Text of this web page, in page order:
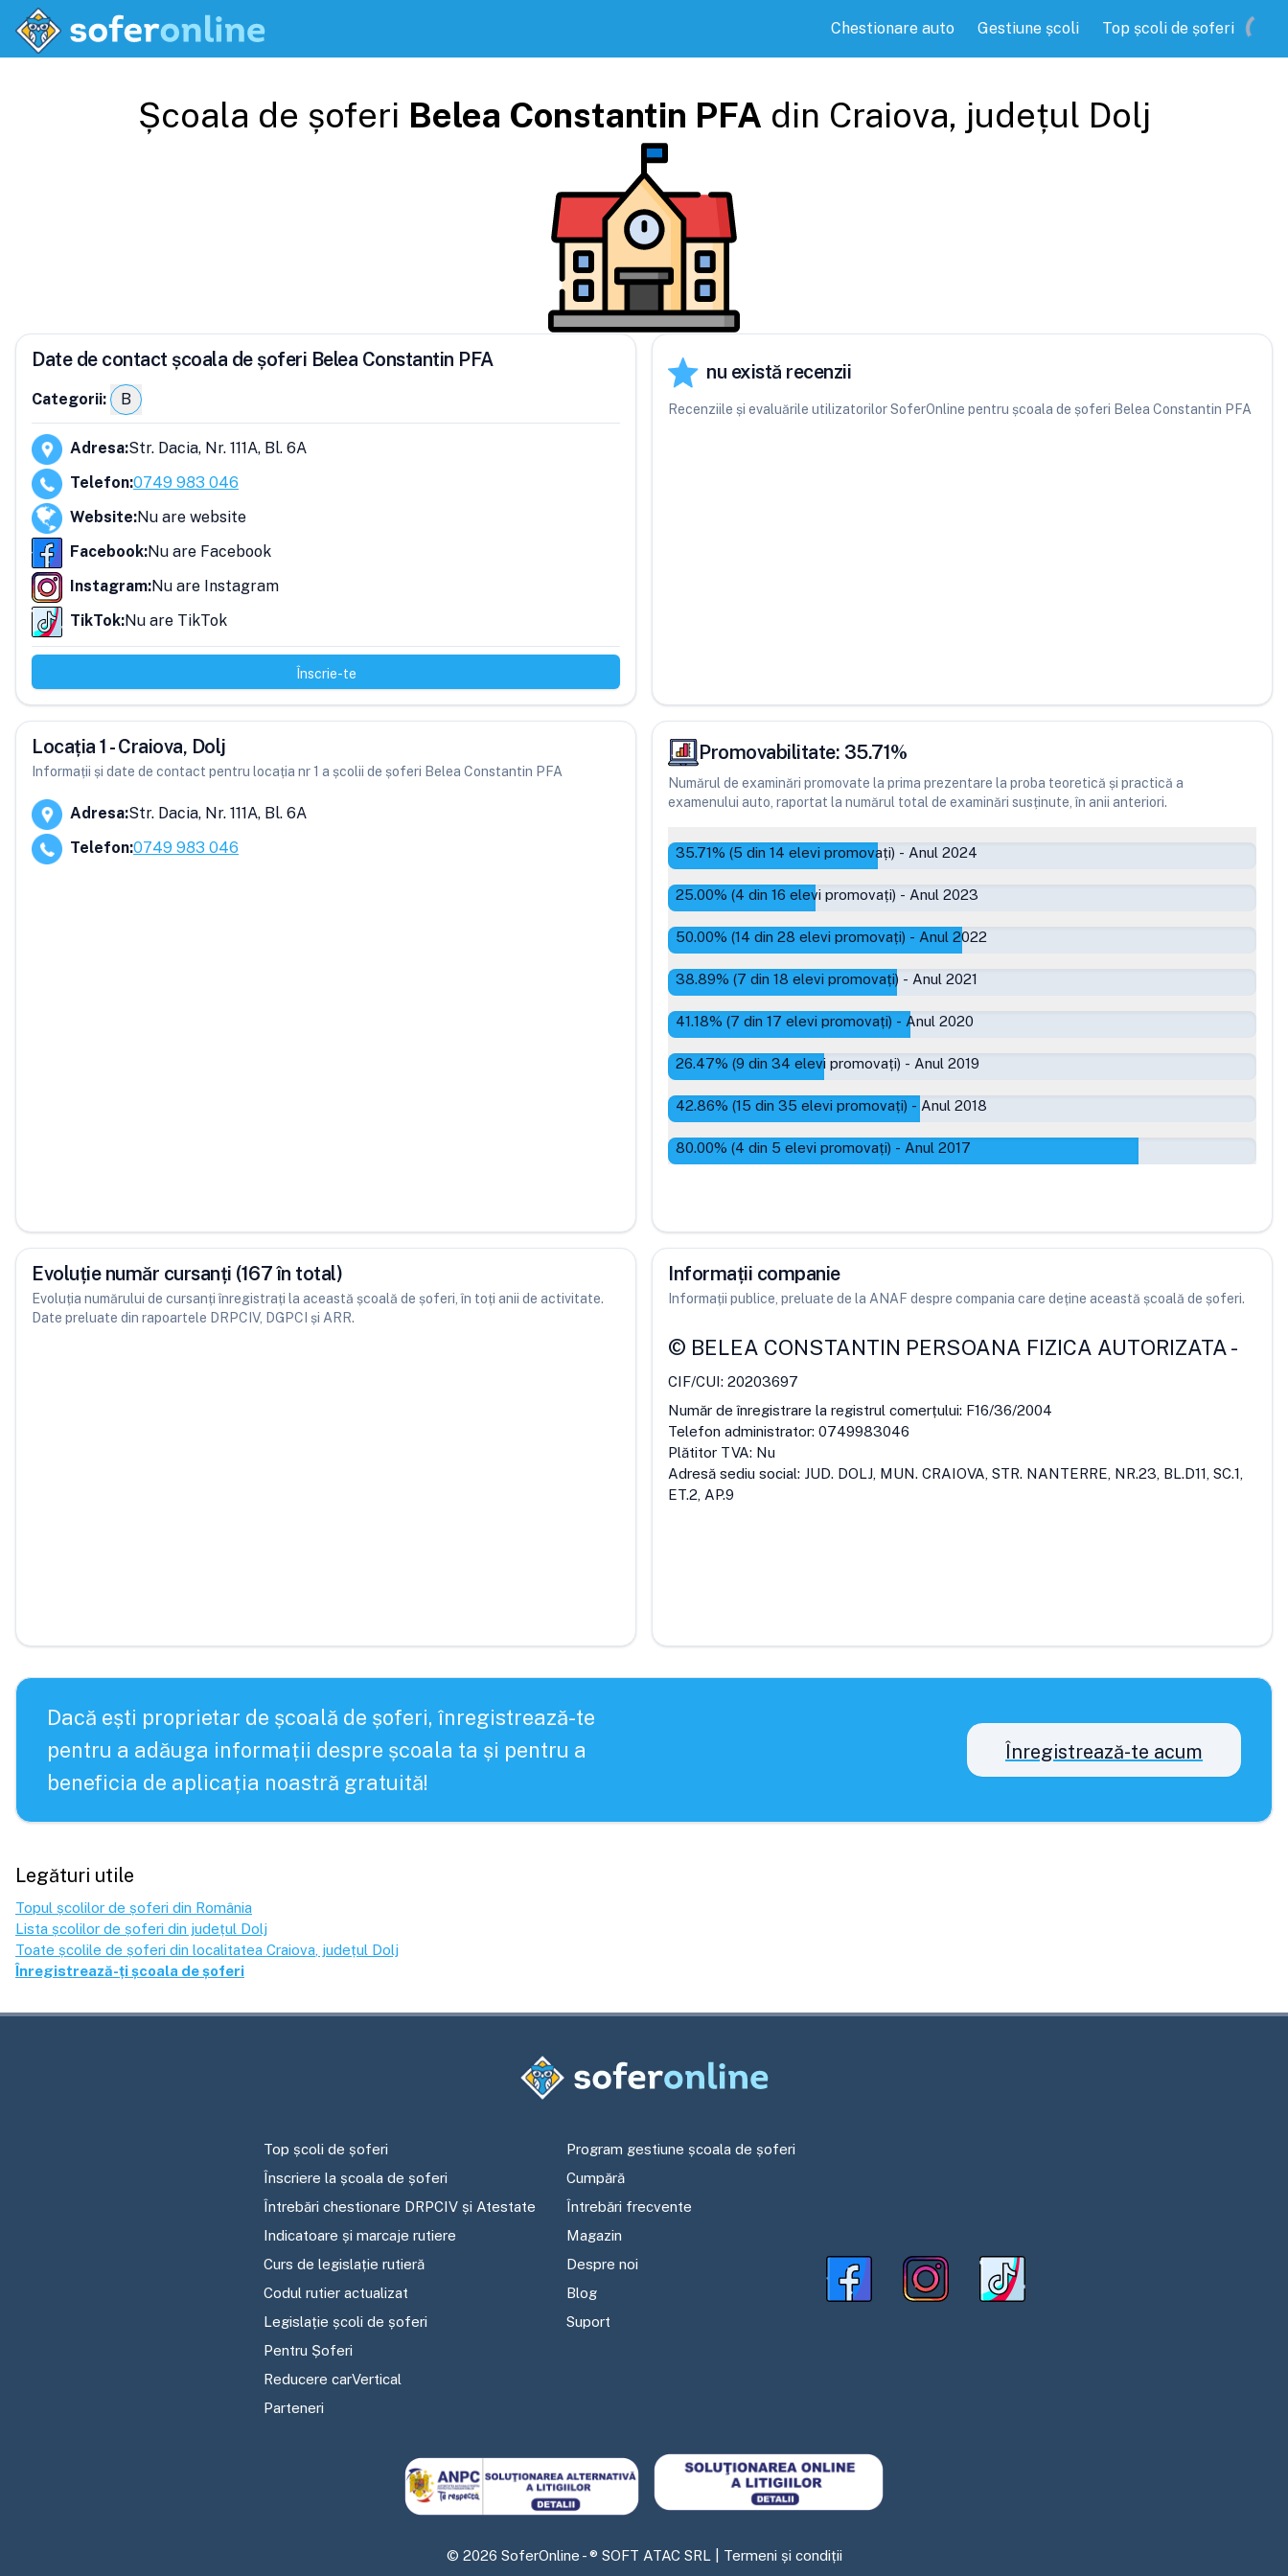
Chestionare auto Gestiune școli Top școli de șoferi
Școala de șoferi Belea Constantin PFA din Craiova, județul Dolj
Date de contact școala de șoferi Belea Constantin PFA
Categorii: B
Adresa:Str. Dacia, Nr. 111A, Bl. 6A
Telefon:0749 983 046
Website:Nu are website
Facebook:Nu are Facebook
Instagram:Nu are Instagram
TikTok:Nu are TikTok
Înscrie-te
nu există recenzii
Recenziile și evaluările utilizatorilor SoferOnline pentru școala de șoferi Belea Constantin PFA
Locația 1 - Craiova, Dolj
Informații și date de contact pentru locația nr 1 a școlii de șoferi Belea Constantin PFA
Adresa:Str. Dacia, Nr. 111A, Bl. 6A
Telefon:0749 983 046
Promovabilitate: 35.71%
Numărul de examinări promovate la prima prezentare la proba teoretică și practică a
examenului auto, raportat la numărul total de examinări susținute, în anii anteriori.
35.71% (5 din 14 elevi promovați) - Anul 2024
25.00% (4 din 16 elevi promovați) - Anul 2023
50.00% (14 din 28 elevi promovați) - Anul 2022
38.89% (7 din 18 elevi promovați) - Anul 2021
41.18% (7 din 17 elevi promovați) - Anul 2020
26.47% (9 din 34 elevi promovați) - Anul 2019
42.86% (15 din 35 elevi promovați) - Anul 2018
80.00% (4 din 5 elevi promovați) - Anul 2017
Evoluție număr cursanți (167 în total)
Evoluția numărului de cursanți înregistrați la această școală de șoferi, în toți anii de activitate.
Date preluate din rapoartele DRPCIV, DGPCI și ARR.
Informații companie
Informații publice, preluate de la ANAF despre compania care deține această școală de șoferi.
© BELEA CONSTANTIN PERSOANA FIZICA AUTORIZATA-
CIF/CUI: 20203697
Număr de înregistrare la registrul comerțului: F16/36/2004
Telefon administrator: 0749983046
Plătitor TVA: Nu
Adresă sediu social: JUD. DOLJ, MUN. CRAIOVA, STR. NANTERRE, NR.23, BL.D11, SC.1,
ET.2, AP.9
Dacă ești proprietar de școală de șoferi, înregistrează-te
pentru a adăuga informații despre școala ta și pentru a
beneficia de aplicația noastră gratuită!
Înregistrează-te acum
Legături utile
Topul școlilor de șoferi din România
Lista școlilor de șoferi din județul Dolj
Toate școlile de șoferi din localitatea Craiova , județul Dolj
Înregistrează-ți școala de șoferi
Top școli de șoferi
Înscriere la școala de șoferi
Întrebări chestionare DRPCIV și Atestate
Indicatoare și marcaje rutiere
Curs de legislație rutieră
Codul rutier actualizat
Legislație școli de șoferi
Pentru Șoferi
Reducere carVertical
Parteneri
Program gestiune școala de șoferi
Cumpără
Întrebări frecvente
Magazin
Despre noi
Blog
Suport
© 2026 SoferOnline - ® SOFT ATAC SRL | Termeni și condiții